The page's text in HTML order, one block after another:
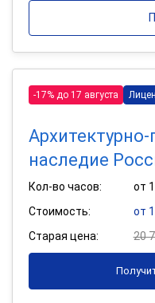
-17% до 17 августа
наследие
Кол-во часов:
от
Стоимость:
от
Старая цена:
20